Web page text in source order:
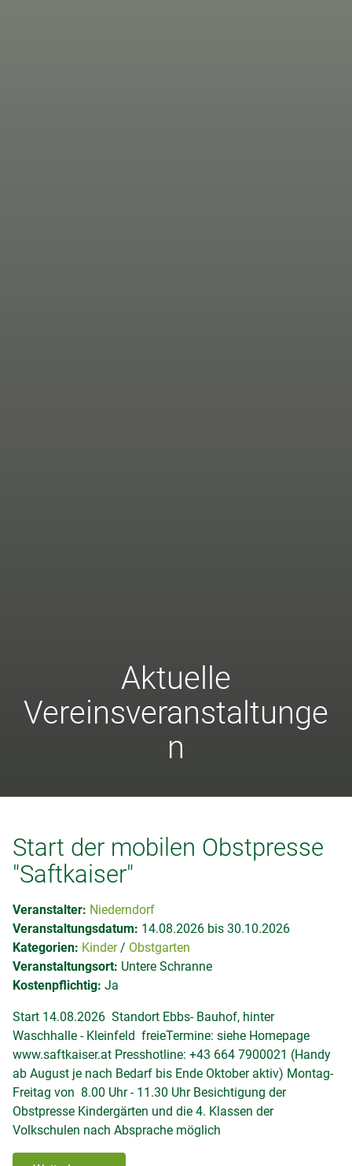
Aktuelle
Vereinsveranstaltunge
n
Start der mobilen Obstpresse
"Saftkaiser"
Veranstalter: Niederndorf
Veranstaltungsdatum: 14.08.2026 bis 30.10.2026
Kategorien: Kinder
Obstgarten
Veranstaltungsort: Untere Schranne
Kostenpflichtig: Ja
Start 14.08.2026 Standort Ebbs- Bauhof, hinter
Waschhalle - Kleinfeld freieTermine: siehe Homepage
www.saftkaiser.at Presshotline: +43 664 7900021 (Handy
ab August je nach Bedarf bis Ende Oktober aktiv) Montag-
Freitag von 8.00 Uhr - 11.30 Uhr Besichtigung der
Obstpresse Kindergärten und die 4. Klassen der
Volkschulen nach Absprache möglich